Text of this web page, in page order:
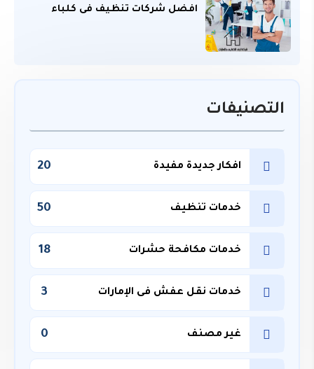
افضل شركات تنظيف فى كلباء
التصنيفات
افكار جديدة مفيدة 20
خدمات تنظيف 50
خدمات مكافحة حشرات 18
خدمات نقل عفش فى الإمارات 3
غير مصنف 0